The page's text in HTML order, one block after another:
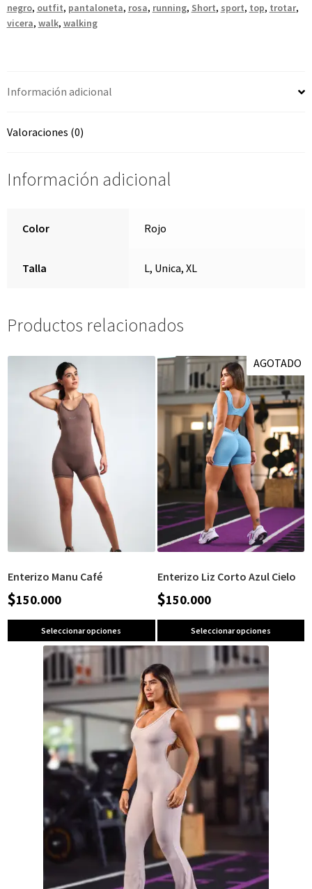
negro, outfit, pantaloneta, rosa, running, Short, sport, top, trotar,
vicera, walk, walking
Información adicional
Valoraciones (0)
Información adicional
Color Rojo
Talla L, Unica, XL
Productos relacionados
Enterizo Manu Café
$150.000
Seleccionar opciones
AGOTADO
Enterizo Liz Corto Azul Cielo
$150.000
Seleccionar opciones